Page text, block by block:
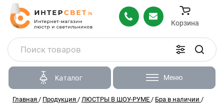
Корзина
Каталог Меню
Главная / Продукция / ЛЮСТРЫ В ШОУ-РУМЕ / Бра в наличии /